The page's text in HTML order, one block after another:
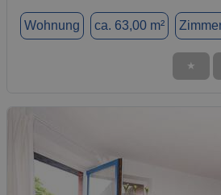
Wohnung ca. 63,00 m²
★